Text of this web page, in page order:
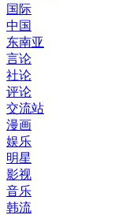
国际
中国
东南亚
言论
社论
评论
交流站
漫画
娱乐
明星
影视
音乐
韩流